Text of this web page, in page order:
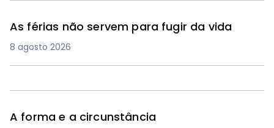
As férias não servem para fugir da vida
8 agosto 2026
A forma e a circunstância